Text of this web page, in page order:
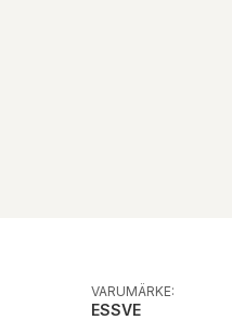
VARUMÄRKE:
ESSVE